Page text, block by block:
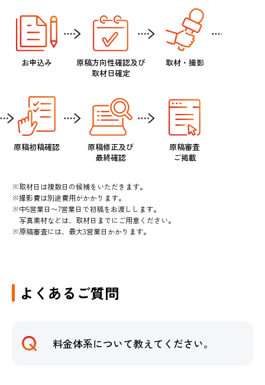
お申込み
原稿方向性確認及び
取材日確定
取材・撮影
原稿初稿確認
原稿修正及び
最終確認
原稿審査
ご掲載
取材日は複数日の候補をいただきます。
撮影費は別途費用がかかります。
中5営業日〜7営業日で初稿をお渡しします。
写真素材などは、取材日までにご用意ください。
原稿審査には、最大3営業日かかります。
よくあるご質問
料金体系について教えてください。